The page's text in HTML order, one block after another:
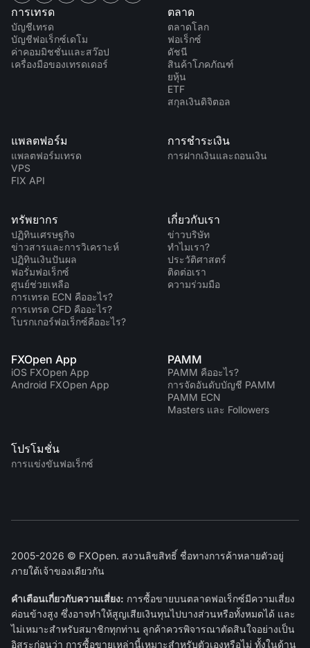
การเทรด
บัญชีเทรด
บัญชีฟอเร็กซ์เดโม
ค่าคอมมิชชั่นและสว๊อป
เครื่องมือของเทรดเดอร์
ตลาด
ตลาดโลก
ฟอเร็กซ์
ดัชนี
สินค้าโภคภัณฑ์
ยหุ้น
ETF
สกุลเงินดิจิตอล
แพลตฟอร์ม
แพลตฟอร์มเทรด
VPS
FIX API
การชำระเงิน
การฝากเงินและถอนเงิน
ทรัพยากร
ปฏิทินเศรษฐกิจ
ข่าวสารและการวิเคราะห์
ปฏิทินเงินปันผล
ฟอรั่มฟอเร็กซ์
ศูนย์ช่วยเหลือ
การเทรด ECN คืออะไร?
การเทรด CFD คืออะไร?
โบรกเกอร์ฟอเร็กซ์คืออะไร?
เกี่ยวกับเรา
ข่าวบริษัท
ทำไมเรา?
ประวัติศาสตร์
ติดต่อเรา
ความร่วมมือ
FXOpen App
iOS FXOpen App
Android FXOpen App
PAMM
PAMM คืออะไร?
การจัดอันดับบัญชี PAMM
PAMM ECN
Masters และ Followers
โปรโมชั่น
การแข่งขันฟอเร็กซ์
2005-2026 © FXOpen. สงวนลิขสิทธิ์ ชื่อทางการค้าหลายตัวอยู่
ภายใต้เจ้าของเดียวกัน
คำเตือนเกี่ยวกับความเสี่ยง: การซื้อขายบนตลาดฟอเร็กซ์มีความเสี่ยง
ค่อนข้างสูง ซึ่งอาจทำให้สูญเสียเงินทุนไปบางส่วนหรือทั้งหมดได้ และ
ไม่เหมาะสำหรับสมาชิกทุกท่าน ลูกค้าควรพิจารณาตัดสินใจอย่างเป็น
อิสระก่อนว่า การซื้อขายเหล่านี้เหมาะสำหรับตัวเองหรือไม่ ทั้งในด้าน